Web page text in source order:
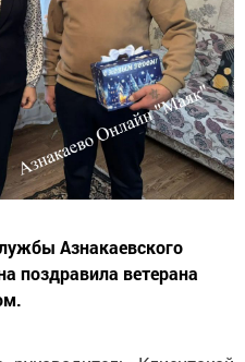
Азнакаевского
поздравила ветерана